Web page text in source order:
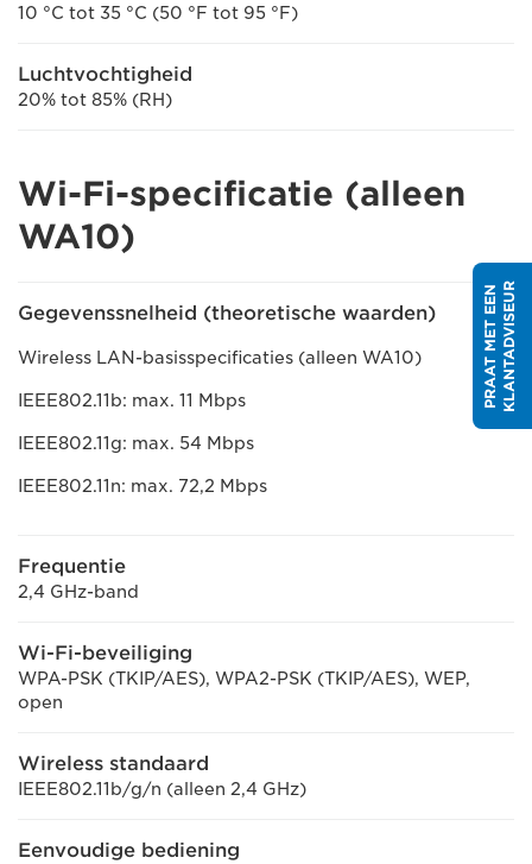
10 °C tot 35 °C (50 °F tot 95 °F)
Luchtvochtigheid
20% tot 85% (RH)
Wi-Fi-specificatie (alleen
WA10)
Gegevenssnelheid (theoretische waarden)
Wireless LAN-basisspecificaties (alleen WA10)
IEEE802.11b: max. 11 Mbps
IEEE802.11g: max. 54 Mbps
IEEE802.11n: max. 72,2 Mbps
Frequentie
2,4 GHz-band
Wi-Fi-beveiliging
WPA-PSK (TKIP/AES), WPA2-PSK (TKIP/AES), WEP,
open
Wireless standaard
IEEE802.11b/g/n (alleen 2,4 GHz)
Eenvoudige bediening
P
R
A
A
T
M
E
T
E
E
N
K
L
A
N
T
A
D
V
I
S
E
UR